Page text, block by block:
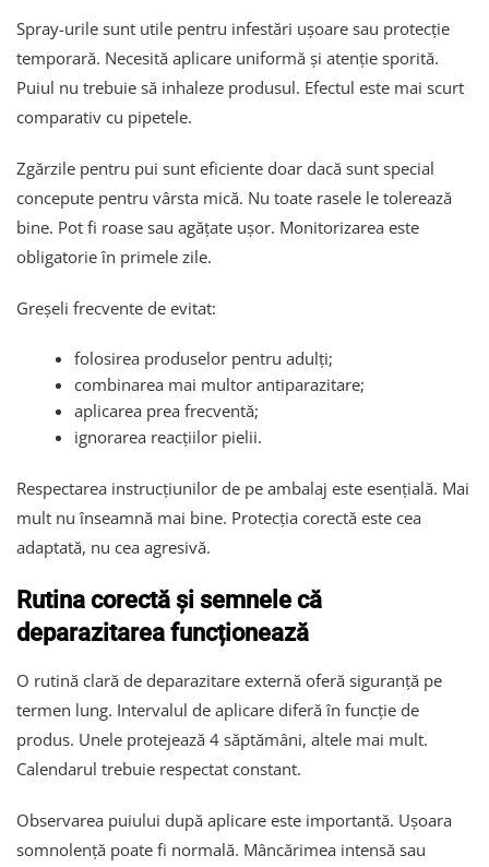
Spray-urile sunt utile pentru infestări ușoare sau protecție
temporară. Necesită aplicare uniformă și atenție sporită.
Puiul nu trebuie să inhaleze produsul. Efectul este mai scurt
comparativ cu pipetele.
Zgărzile pentru pui sunt eficiente doar dacă sunt special
concepute pentru vârsta mică. Nu toate rasele le tolerează
bine. Pot fi roase sau agățate ușor. Monitorizarea este
obligatorie în primele zile.
Greșeli frecvente de evitat:
folosirea produselor pentru adulți;
combinarea mai multor antiparazitare;
aplicarea prea frecventă;
ignorarea reacțiilor pielii.
Respectarea instrucțiunilor de pe ambalaj este esențială. Mai
mult nu înseamnă mai bine. Protecția corectă este cea
adaptată, nu cea agresivă.
Rutina corectă și semnele că
deparazitarea funcționează
O rutină clară de deparazitare externă oferă siguranță pe
termen lung. Intervalul de aplicare diferă în funcție de
produs. Unele protejează 4 săptămâni, altele mai mult.
Calendarul trebuie respectat constant.
Observarea puiului după aplicare este importantă. Ușoara
somnolență poate fi normală. Mâncărimea intensă sau